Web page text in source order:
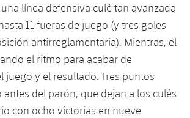
línea defensiva culé tan avanzada
11 fueras de juego (y tres goles
antirreglamentaria). Mientras, el
el ritmo para acabar de
juego y el resultado. Tres puntos
antes del parón, que dejan a los culés
con ocho victorias en nueve